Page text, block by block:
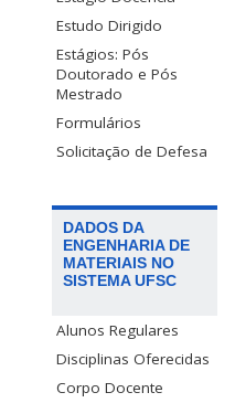
Estudo Dirigido
Estágios: Pós
Doutorado e Pós
Mestrado
Formulários
Solicitação de Defesa
DADOS DA
ENGENHARIA DE
MATERIAIS NO
SISTEMA UFSC
Alunos Regulares
Disciplinas Oferecidas
Corpo Docente